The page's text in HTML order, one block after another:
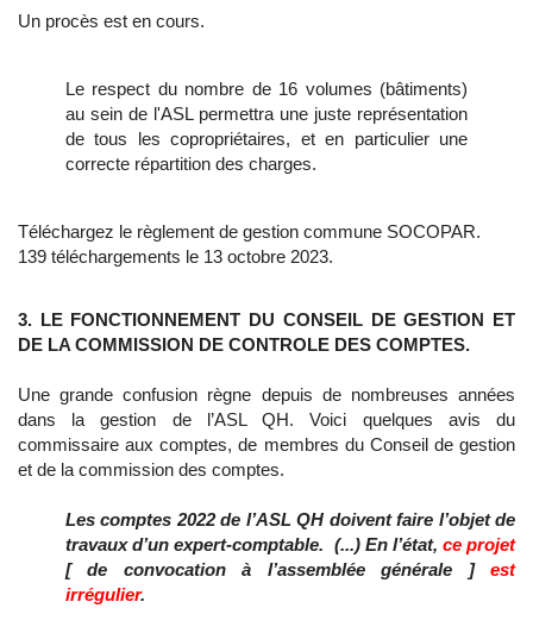
Un procès est en cours.
Le respect du nombre de 16 volumes (bâtiments)
au sein de l'ASL permettra une juste représentation
de tous les copropriétaires, et en particulier une
correcte répartition des charges.
Téléchargez le règlement de gestion commune SOCOPAR.
139 téléchargements le 13 octobre 2023.
3. LE FONCTIONNEMENT DU CONSEIL DE GESTION ET
DE LA COMMISSION DE CONTROLE DES COMPTES.
Une grande confusion règne depuis de nombreuses années
dans la gestion de l’ASL QH. Voici quelques avis du
commissaire aux comptes,de membres du Conseil de gestion
et de la commission des comptes.
Les comptes 2022 de l’ASL QH doivent faire l’objet de
travaux d’un expert-comptable. (...) En l’état, ce projet
[ de convocation à l’assemblée générale ] est
irrégulier.